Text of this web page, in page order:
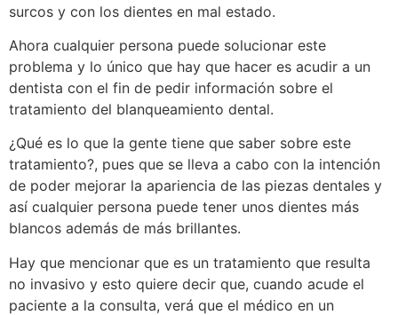
surcos y con los dientes en mal estado.
Ahora cualquier persona puede solucionar este
problema y lo único que hay que hacer es acudir a un
dentista con el fin de pedir información sobre el
tratamiento del blanqueamiento dental.
¿Qué es lo que la gente tiene que saber sobre este
tratamiento?, pues que se lleva a cabo con la intención
de poder mejorar la apariencia de las piezas dentales y
así cualquier persona puede tener unos dientes más
blancos además de más brillantes.
Hay que mencionar que es un tratamiento que resulta
no invasivo y esto quiere decir que, cuando acude el
paciente a la consulta, verá que el médico en un